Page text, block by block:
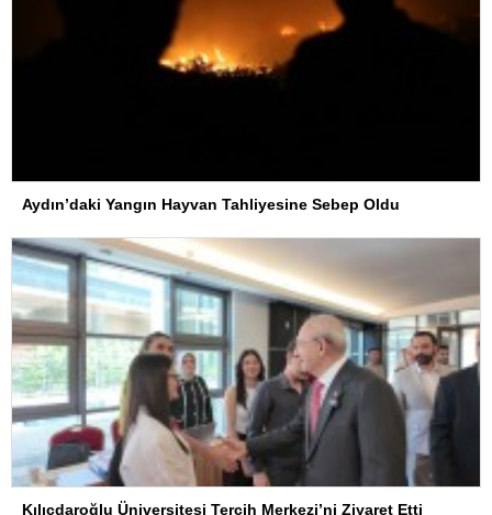
Aydın’daki Yangın Hayvan Tahliyesine Sebep Oldu
Kılıçdaroğlu Üniversitesi Tercih Merkezi’ni Ziyaret Etti